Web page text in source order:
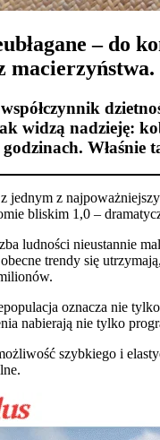
– do
widzą nadzieję:
Właśnie
jednym z
bliskim 1,0 –
ludności nieustannie
trendy się
oznacza nie
nabierają nie tylko
szybkiego i